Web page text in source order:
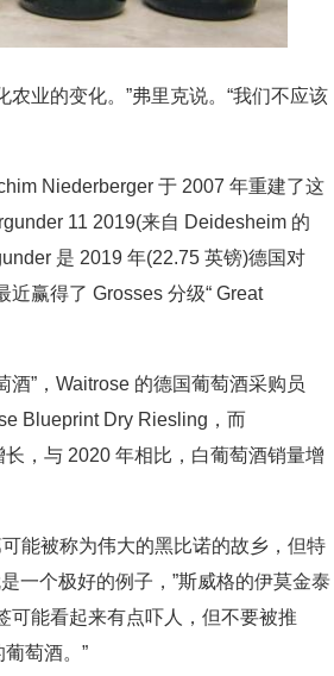
业的变化。”弗里克说。“我们不应该
Niederberger 于 2007 年重建了这
11 2019(来自 Deidesheim 的
是 2019 年(22.75 英镑)德国对
赢得了 Grosses 分级“ Great
”，Waitrose 的德国葡萄酒采购员
Blueprint Dry Riesling，而
，与 2020 年相比，白葡萄酒销量增
能被称为伟大的黑比诺的故乡，但特
一个极好的例子，”斯威格的伊莫金泰
可能看起来有点吓人，但不要被推
萄酒。”